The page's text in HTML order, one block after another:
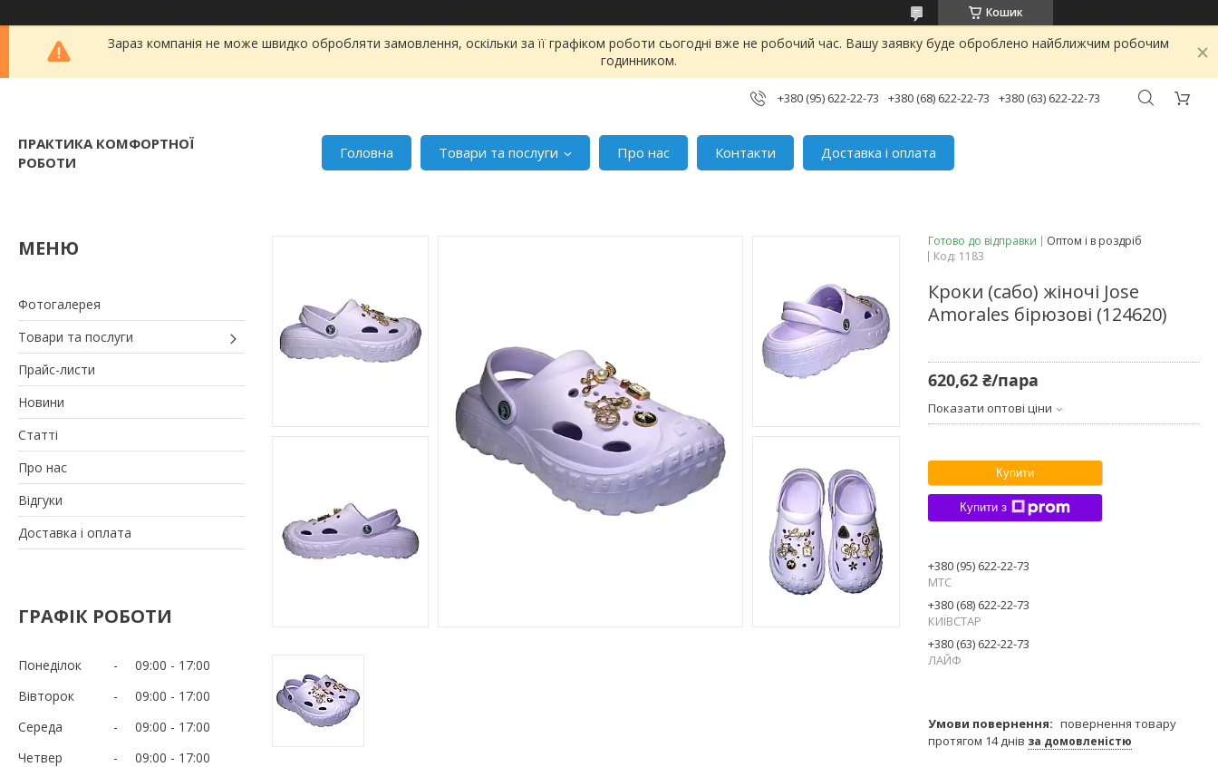
Кошик
Зараз компанія не може швидко обробляти замовлення, оскільки за її графіком роботи сьогодні вже не робочий час. Вашу заявку буде оброблено найближчим робочим
годинником.
+380 (95) 622-22-73 +380 (68) 622-22-73 +380 (63) 622-22-73
ПРАКТИКА КОМФОРТНОЇ
РОБОТИ
Головна Товари та послуги Про нас Контакти Доставка і оплата
Фотогалерея
Товари та послуги
Прайс-листи
Новини
Статті
Про нас
Відгуки
Доставка і оплата
ГРАФІК РОБОТИ
Понеділок 09:00
17:00
Вівторок
09:00
17:00
Середа
09:00
17:00
Четвер
09:00
17:00
Готово до відправки
Оптом і в роздріб
Код: 1183
Кроки (сабо) жіночі Jose
Amorales бірюзові (124620)
620,62 ₴/пара
Показати оптові ціни
Купити
Купити з
+380 (95) 622-22-73
МТС
+380 (68) 622-22-73
КИЇВСТАР
+380 (63) 622-22-73
ЛАЙФ
повернення товару
протягом 14 днів за домовленістю